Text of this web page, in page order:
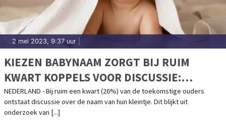
2 mei 2023, 9:37 uur
KIEZEN BABYNAAM ZORGT BIJ RUIM
KWART KOPPELS VOOR DISCUSSIE:
GEHEIMHOUDEN NAAM BIJ EEN OP TIEN
NIET GELUKT
NEDERLAND - Bij ruim een kwart (26%) van de toekomstige ouders
ontstaat discussie over de naam van hun kleintje. Dit blijkt uit
onderzoek van [...]